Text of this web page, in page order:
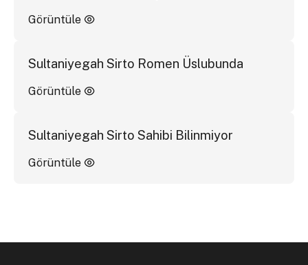
Görüntüle
Sultaniyegah Sirto Romen Üslubunda
Görüntüle
Sultaniyegah Sirto Sahibi Bilinmiyor
Görüntüle